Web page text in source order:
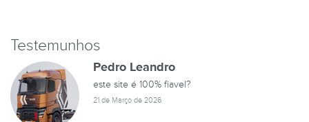
Testemunhos
Pedro Leandro
este site é 100% fiavel?
21 de Março de 2026